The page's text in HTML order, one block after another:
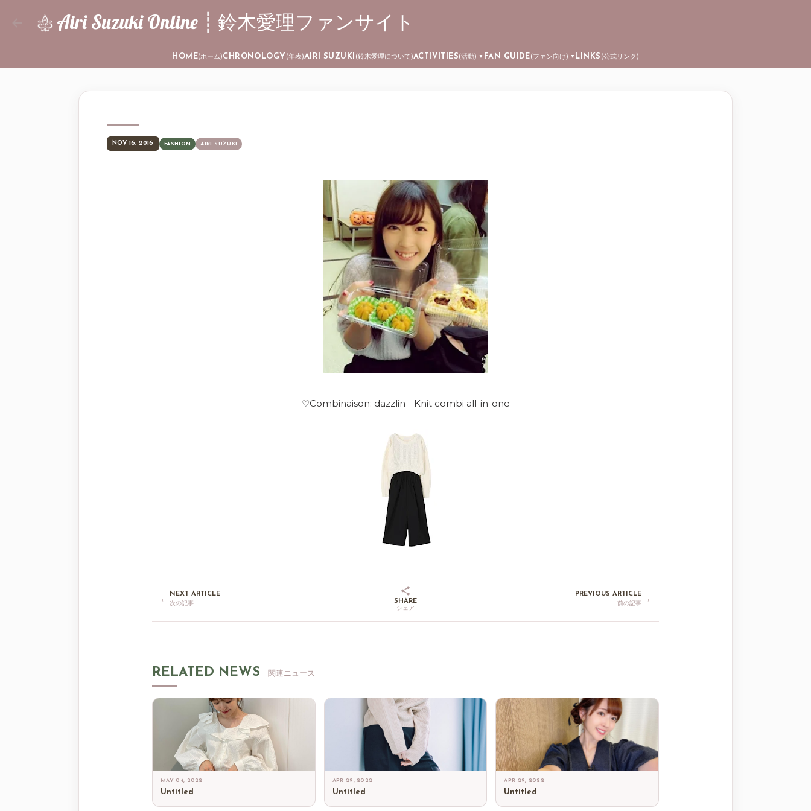
Skip to main content
Airi Suzuki Online ┊ 鈴木愛理ファンサイト
HOME(ホーム)CHRONOLOGY (年表)AIRI SUZUKI (鈴木愛理について)ACTIVITIES(活動) ▼ FAN GUIDE(ファン向け) ▼ LINKS (公式リンク)
NOV 16, 2016 FASHION AIRI SUZUKI
♡Combinaison: dazzlin - Knit combi all-in-one
← NEXT ARTICLE
次の記事
SHARE
シェア
PREVIOUS ARTICLE
前の記事 →
RELATED NEWS 関連ニュース
MAY 04, 2022
Untitled
APR 29, 2022
Untitled
APR 29, 2022
Untitled